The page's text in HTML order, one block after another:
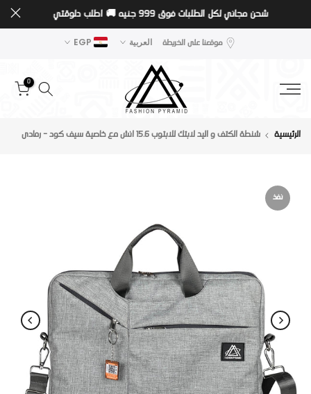
شحن مجاني لكل الطلبات فوق 999 جنيه 🚚 اطلب دلوقتي
موقعنا على الخريطة العربية EGP
0
الرئيسية شنطة الكتف و اليد لابتك للابتوب 15.6 انش مع خاصية سيف كود - رمادى
نفذ